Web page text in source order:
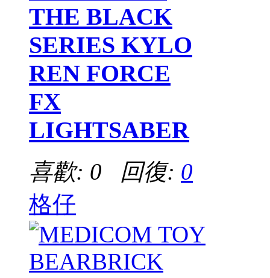
THE BLACK
SERIES KYLO
REN FORCE
FX
LIGHTSABER
喜歡: 0 回復: 0
格仔